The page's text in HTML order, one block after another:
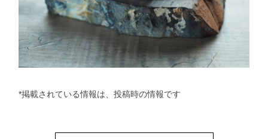
*掲載されている情報は、投稿時の情報です